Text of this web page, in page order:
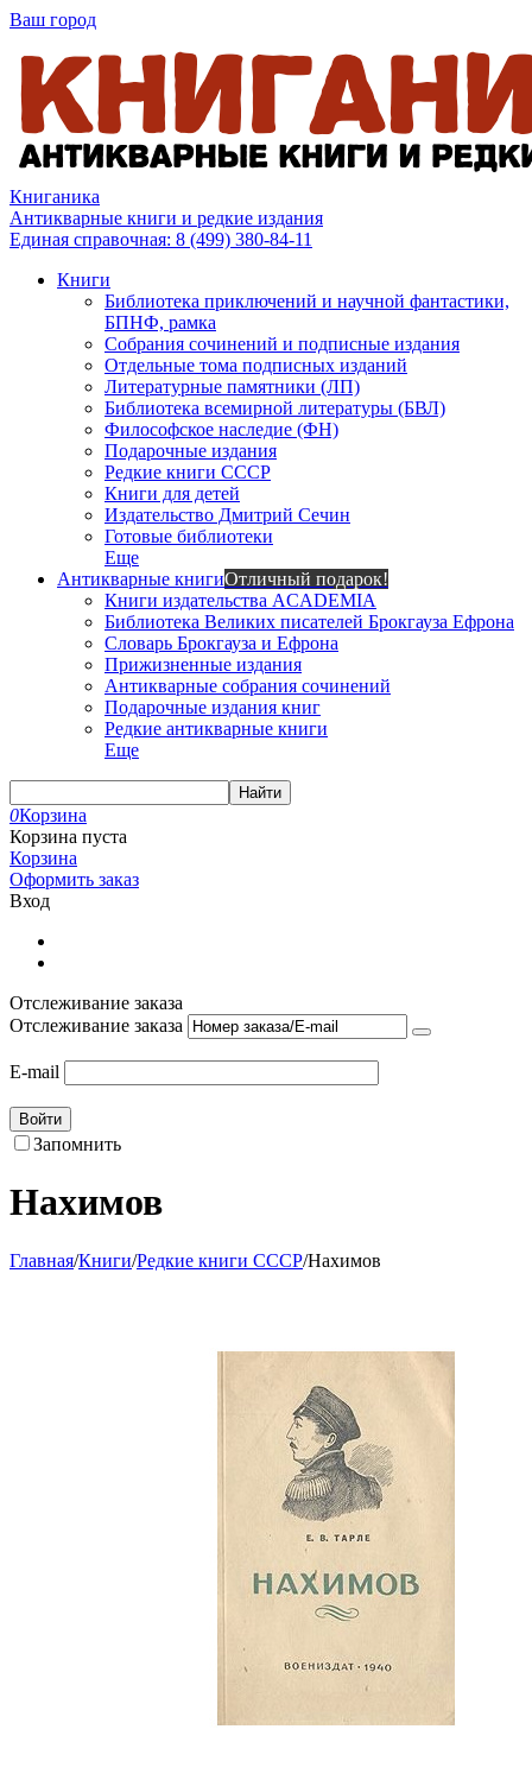
Ваш город
Книганика
Антикварные книги и редкие издания
Единая справочная: 8 (499) 380-84-11
Книги
Библиотека приключений и научной фантастики,
БПНФ, рамка
Собрания сочинений и подписные издания
Отдельные тома подписных изданий
Литературные памятники (ЛП)
Библиотека всемирной литературы (БВЛ)
Философское наследие (ФН)
Подарочные издания
Редкие книги СССР
Книги для детей
Издательство Дмитрий Сечин
Готовые библиотеки
Еще
Антикварные книгиОтличный подарок!
Книги издательства ACADEMIA
Библиотека Великих писателей Брокгауза Ефрона
Словарь Брокгауза и Ефрона
Прижизненные издания
Антикварные собрания сочинений
Подарочные издания книг
Редкие антикварные книги
Еще
Найти
0Корзина
Корзина пуста
Корзина
Оформить заказ
Вход
Отслеживание заказа
Отслеживание заказа
E-mail
Войти
Запомнить
Нахимов
Главная/Книги/Редкие книги СССР/Нахимов